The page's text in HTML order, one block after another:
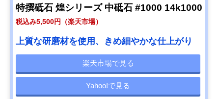
特撰砥石 煌シリーズ 中砥石 #1000 14k1000
税込み5,500円（楽天市場）
上質な研磨材を使用、きめ細やかな仕上がり
楽天市場で見る
Yahoo!で見る